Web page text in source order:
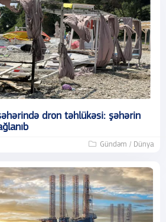
dron təhlükəsi: şəhərin
Gündəm / Dünya